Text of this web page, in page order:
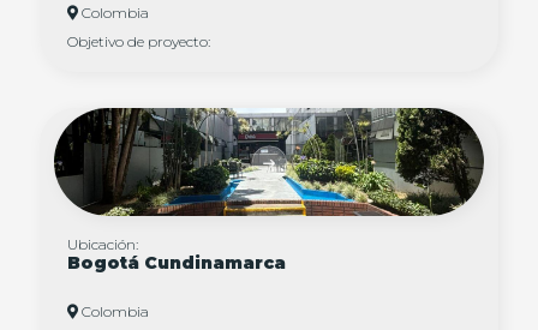
Colombia
Objetivo de proyecto:
Ubicación:
Bogotá Cundinamarca
Colombia